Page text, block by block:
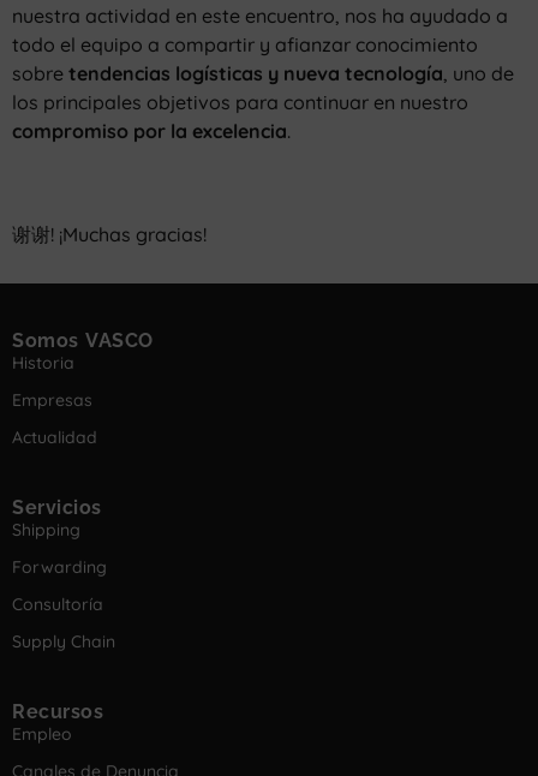
nuestra actividad en este encuentro, nos ha ayudado a
todo el equipo a compartir y afianzar conocimiento
sobre tendencias logísticas y nueva tecnología , uno de
los principales objetivos para continuar en nuestro
compromiso por la excelencia.
谢谢! ¡Muchas gracias!
Somos VASCO
Historia
Empresas
Actualidad
Servicios
Shipping
Forwarding
Consultoría
Supply Chain
Recursos
Empleo
Canales de Denuncia